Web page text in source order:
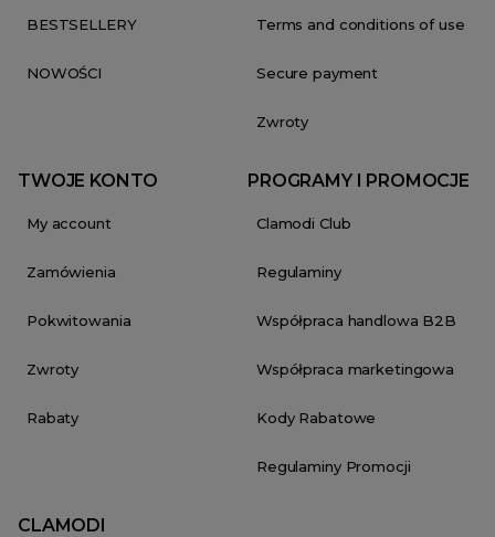
BESTSELLERY
NOWOŚCI
Terms and conditions of use
Secure payment
Zwroty
TWOJE KONTO
My account
Zamówienia
Pokwitowania
Zwroty
Rabaty
PROGRAMY I PROMOCJE
Clamodi Club
Regulaminy
Współpraca handlowa B2B
Współpraca marketingowa
Kody Rabatowe
Regulaminy Promocji
CLAMODI